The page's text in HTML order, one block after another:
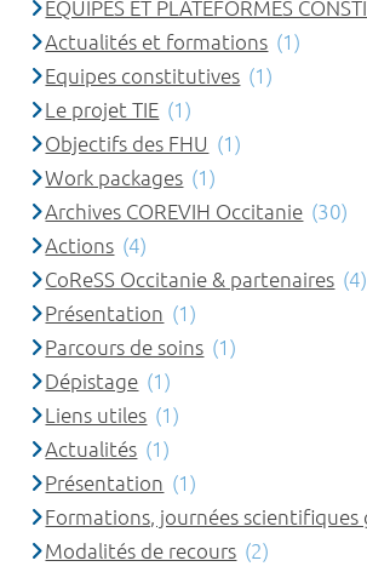
EQUIPES ET PLATEFORMES
Actualités et formations (1)
Equipes constitutives (1)
Le projet TIE (1)
Objectifs des FHU (1)
Work packages (1)
Archives COREVIH Occitanie (30)
Actions (4)
CoReSS Occitanie & partenaires (4)
Présentation (1)
Parcours de soins (1)
Dépistage (1)
Liens utiles (1)
Actualités (1)
Présentation (1)
Formations, journées scientifiques
Modalités de recours (2)